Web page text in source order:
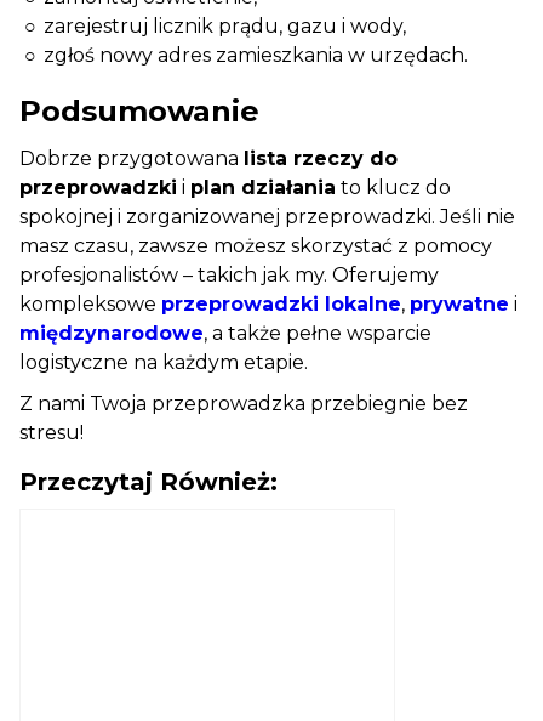
zarejestruj licznik prądu, gazu i wody,
zgłoś nowy adres zamieszkania w urzędach.
Podsumowanie
Dobrze przygotowana lista rzeczy do
przeprowadzki i plan działania to klucz do
spokojnej i zorganizowanej przeprowadzki. Jeśli nie
masz czasu, zawsze możesz skorzystać z pomocy
profesjonalistów – takich jak my. Oferujemy
kompleksowe przeprowadzki lokalne, prywatne i
międzynarodowe, a także pełne wsparcie
logistyczne na każdym etapie.
Z nami Twoja przeprowadzka przebiegnie bez
stresu!
Przeczytaj Również: